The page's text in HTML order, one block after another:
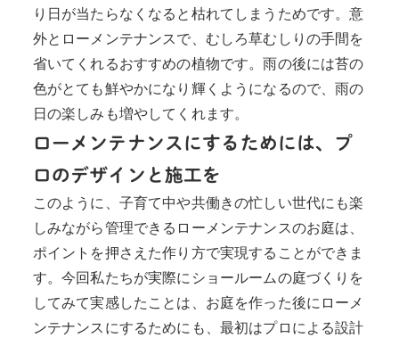
り日が当たらなくなると枯れてしまうためです。意
外とローメンテナンスで、むしろ草むしりの手間を
省いてくれるおすすめの植物です。雨の後には苔の
色がとても鮮やかになり輝くようになるので、雨の
日の楽しみも増やしてくれます。
ローメンテナンスにするためには、プ
ロのデザインと施工を
このように、子育て中や共働きの忙しい世代にも楽
しみながら管理できるローメンテナンスのお庭は、
ポイントを押さえた作り方で実現することができま
す。今回私たちが実際にショールームの庭づくりを
してみて実感したことは、お庭を作った後にローメ
ンテナンスにするためにも、最初はプロによる設計